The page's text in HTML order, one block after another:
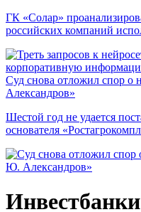
ГК «Солар»
российских компаний
Суд снова отложил спор о
Александров»
Шестой год не удается
основателя